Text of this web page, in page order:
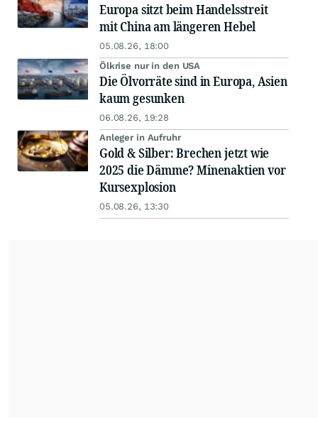
Europa sitzt beim Handelsstreit
mit China am längeren Hebel
05.08.26, 18:00
Ölkrise nur in den USA
Die Ölvorräte sind in Europa, Asien
kaum gesunken
06.08.26, 19:28
Anleger in Aufruhr
Gold & Silber: Brechen jetzt wie
2025 die Dämme? Minenaktien vor
Kursexplosion
05.08.26, 13:30